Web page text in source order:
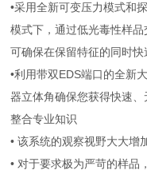
•采用全新可变压力模式和
模式下，通过低光毒性样
可确保在保留特征的同时快
•利用带双EDS端口的全新
器立体角确保您获得快速、
整合专业知识
• 该系统的观察视野大大增
• 对于要求极为严苛的样品